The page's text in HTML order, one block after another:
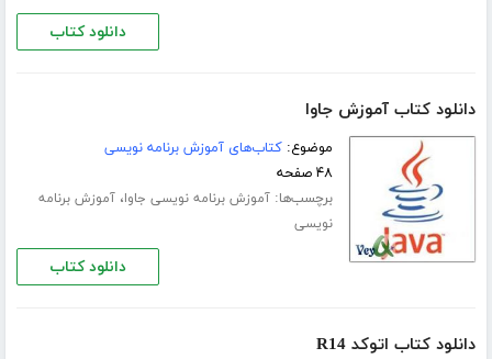
دانلود کتاب
دانلود کتاب آموزش جاوا
موضوع:کتاب‌های آموزش برنامه نویسی
۴۸ صفحه
برچسب‌ها:آموزش برنامه نویسی جاوا،آموزش برنامه
نویسی
دانلود کتاب
دانلود کتاب اتوکد R14